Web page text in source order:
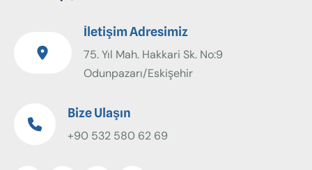
İletişim Adresimiz
75. Yıl Mah. Hakkari Sk. No:9
Odunpazarı/Eskişehir
Bize Ulaşın
+90 532 580 62 69